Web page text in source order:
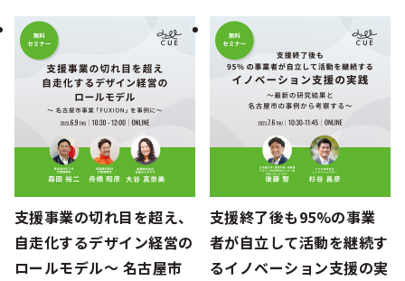
支援事業の切れ目を超え、
自走化するデザイン経営の
ロールモデル〜 名古屋市
支援終了後も95%の事業
者が自立して活動を継続す
るイノベーション支援の実